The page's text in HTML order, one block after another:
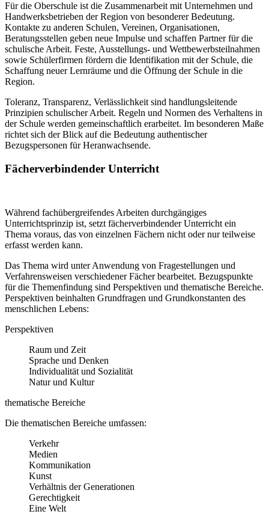
Für die Oberschule ist die Zusammenarbeit mit Unternehmen und
Handwerksbetrieben der Region von besonderer Bedeutung.
Kontakte zu anderen Schulen, Vereinen, Organisationen,
Beratungsstellen geben neue Impulse und schaffen Partner für die
schulische Arbeit. Feste, Ausstellungs- und Wettbewerbsteilnahmen
sowie Schülerfirmen fördern die Identifikation mit der Schule, die
Schaffung neuer Lernräume und die Öffnung der Schule in die
Region.
Toleranz, Transparenz, Verlässlichkeit sind handlungsleitende
Prinzipien schulischer Arbeit. Regeln und Normen des Verhaltens in
der Schule werden gemeinschaftlich erarbeitet. Im besonderen Maße
richtet sich der Blick auf die Bedeutung authentischer
Bezugspersonen für Heranwachsende.
Fächerverbindender Unterricht
Während fachübergreifendes Arbeiten durchgängiges
Unterrichtsprinzip ist, setzt fächerverbindender Unterricht ein
Thema voraus, das von einzelnen Fächern nicht oder nur teilweise
erfasst werden kann.
Das Thema wird unter Anwendung von Fragestellungen und
Verfahrensweisen verschiedener Fächer bearbeitet. Bezugspunkte
für die Themenfindung sind Perspektiven und thematische Bereiche.
Perspektiven beinhalten Grundfragen und Grundkonstanten des
menschlichen Lebens:
Perspektiven
Raum und Zeit
Sprache und Denken
Individualität und Sozialität
Natur und Kultur
thematische Bereiche
Die thematischen Bereiche umfassen:
Verkehr
Medien
Kommunikation
Kunst
Verhältnis der Generationen
Gerechtigkeit
Eine Welt